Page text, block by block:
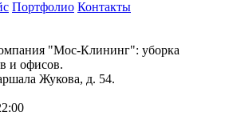
Портфолио Контакты
"Мос-Клининг": уборка
и офисов.
Жукова, д. 54.